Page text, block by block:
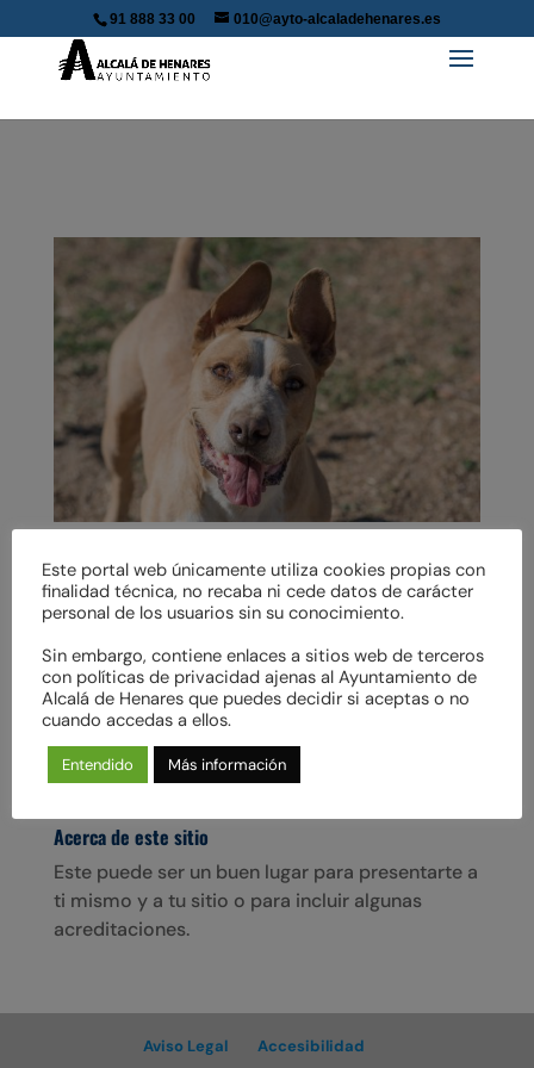
91 888 33 00 010@ayto-alcaladehenares.es
GABI en adopción
Adopta a: GABI Raza: Mestizo PPP Edad:
12/07/2017 Pelo: Corto Tamaño: Mediano Sexo:
Macho Vacunado: Sí Esterilizado: Sí ADOPCIÓN
EN:SOLO WHATSAPP 696 82 25 52 –
cimpa@conalmaprotectora.org ¡Buenas!
Tonelito también me llaman, soy un perrito algo
especial...
Acerca de este sitio
Este puede ser un buen lugar para presentarte a
ti mismo y a tu sitio o para incluir algunas
acreditaciones.
Aviso Legal
Accesibilidad
Este portal web únicamente utiliza cookies propias con
finalidad técnica, no recaba ni cede datos de carácter
personal de los usuarios sin su conocimiento.
Sin embargo, contiene enlaces a sitios web de terceros
con políticas de privacidad ajenas al Ayuntamiento de
Alcalá de Henares que puedes decidir si aceptas o no
cuando accedas a ellos.
Entendido Más información